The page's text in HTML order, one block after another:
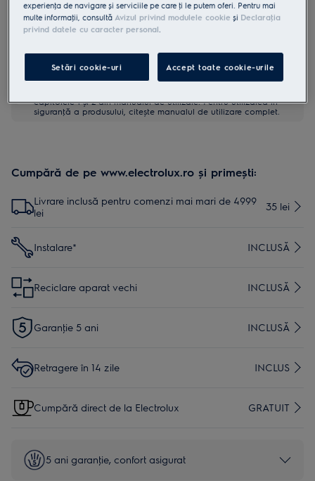
Instrucţiunile de siguranţă și avertismentele de siguranţă
capitolele 1 și 2 din manualul de utilizare. Pentru utilizarea în
siguranţă a produsului, citește manualul de utilizare complet.
Cumpără de pe www.electrolux.ro și primești:
Livrare inclusă pentru comenzi mai mari de 4999
lei
35 lei
Instalare* INCLUSĂ
Reciclare aparat vechi INCLUSĂ
Garanţie 5 ani INCLUSĂ
Retragere în 14 zile INCLUS
Cumpără direct de la Electrolux GRATUIT
5 ani garanţie, confort asigurat
experienţa de navigare și serviciile pe care ţi le putem oferi. Pentru mai
multe informaţii, consultă Avizul privind modulele cookie și Declaraţia
privind datele cu caracter personal.
Setări cookie-uri Accept toate cookie-urile